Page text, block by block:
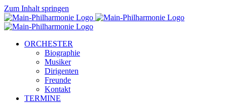
Zum Inhalt springen
ORCHESTER
Biographie
Musiker
Dirigenten
Freunde
Kontakt
TERMINE